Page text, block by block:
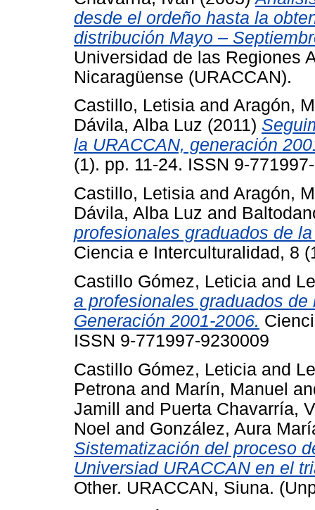
desde el ordeño hasta la
distribución Mayo –
Universidad de las Regiones
Nicaragüense (URACCAN).
Castillo, Letisia and Aragón,
Dávila, Alba Luz (2011)
la URACCAN, generación
(1). pp. 11-24. ISSN 9-
Castillo, Letisia and Aragón,
Dávila, Alba Luz and
profesionales graduados de
Ciencia e Interculturalidad, 8
Castillo Gómez, Leticia and
a profesionales graduados
Generación 2001-2006.
ISSN 9-771997-9230009
Castillo Gómez, Leticia and
Petrona and Marín, Manuel
Jamill and Puerta Chavarría,
Noel and González, Aura
Sistematización del proceso
Universiad URACCAN en el
Other. URACCAN, Siuna.